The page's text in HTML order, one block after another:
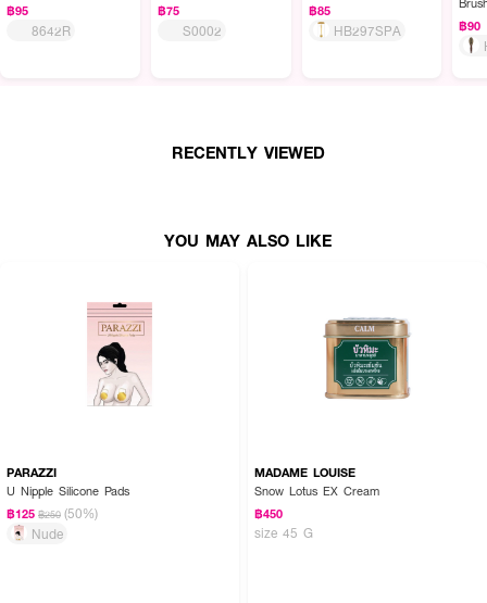
฿95
8642R
฿75
S0002
฿85
HB297SPA
฿90
RECENTLY VIEWED
YOU MAY ALSO LIKE
PARAZZI
U Nipple Silicone Pads
฿125 ฿250 (50%)
Nude
MADAME LOUISE
Snow Lotus EX Cream
฿450
size 45 G